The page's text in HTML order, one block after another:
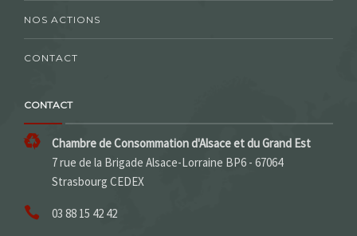
NOS ACTIONS
CONTACT
CONTACT
Chambre de Consommation d'Alsace et du Grand Est
7 rue de la Brigade Alsace-Lorraine BP6 - 67064
Strasbourg CEDEX
03 88 15 42 42